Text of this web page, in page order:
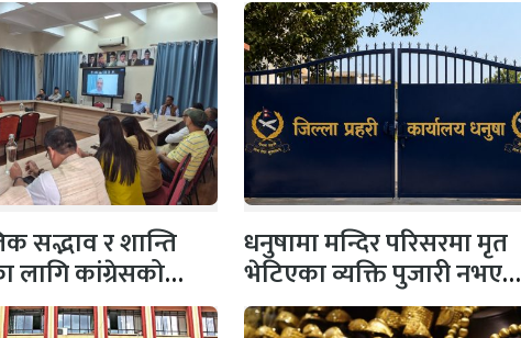
सद्भाव र शान्ति
लागि कांग्रेसको
गगन…
धनुषामा मन्दिर परिसरमा मृत
भेटिएका व्यक्ति पुजारी नभएको
प्रहरीको स्पष्टिकरण